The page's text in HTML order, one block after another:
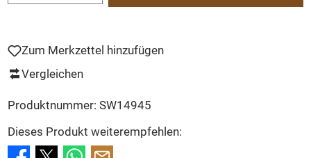
Zum Merkzettel hinzufügen
Vergleichen
Produktnummer: SW14945
Dieses Produkt weiterempfehlen: